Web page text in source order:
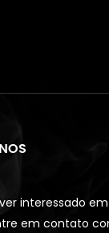
interessado
em contato